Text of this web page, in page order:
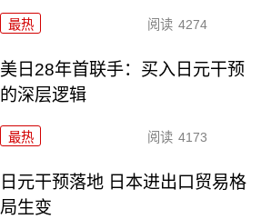
最热 阅读 4274
美日28年首联手：买入日元干预
的深层逻辑
最热 阅读 4173
日元干预落地 日本进出口贸易格
局生变